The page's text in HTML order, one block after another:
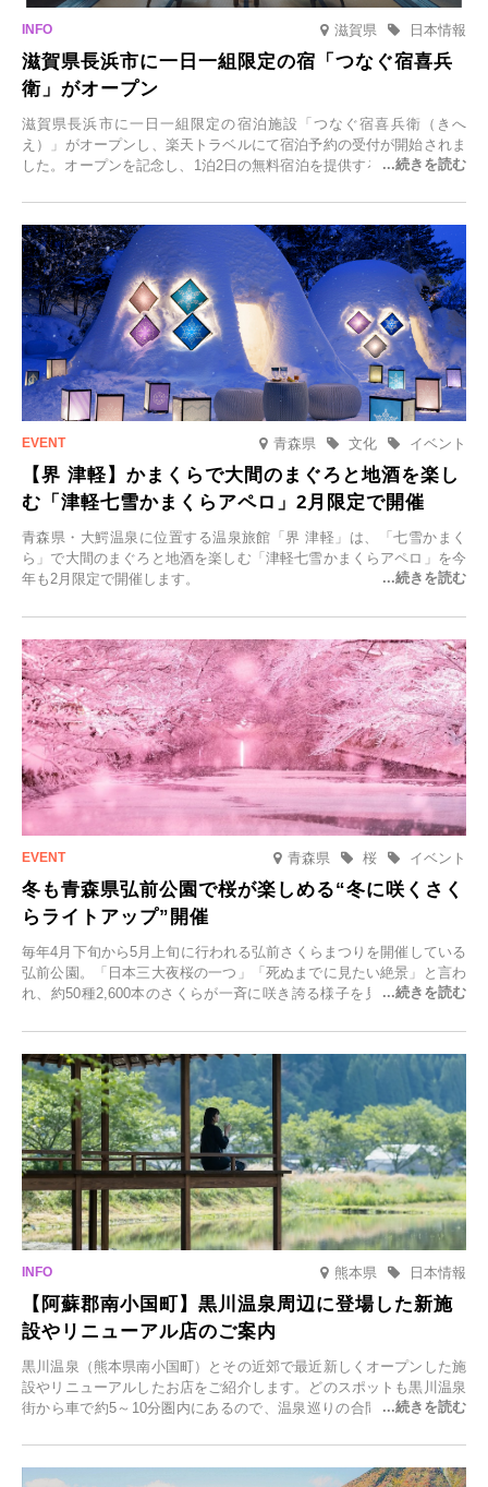
滋賀県 日本情報
滋賀県長浜市に一日一組限定の宿「つなぐ宿喜兵
衛」がオープン
滋賀県長浜市に一日一組限定の宿泊施設「つなぐ宿喜兵衛（きへ
え）」がオープンし、楽天トラベルにて宿泊予約の受付が開始されま
した。オープンを記念し、1泊2日の無料宿泊を提供するキャンペーン
一組限定の宿だからこそ叶う、大切な人との特別な時間を体験いただ
けます。
青森県 イベント
文化
【界 津軽】かまくらで大間のまぐろと地酒を楽し
む「津軽七雪かまくらアペロ」2月限定で開催
青森県・大鰐温泉に位置する温泉旅館「界 津軽」は、「七雪かまく
ら」で大間のまぐろと地酒を楽しむ「津軽七雪かまくらアペロ」を今
年も2月限定で開催します。
青森県 イベント
桜
冬も青森県弘前公園で桜が楽しめる“冬に咲くさく
らライトアップ”開催
毎年4月下旬から5月上旬に行われる弘前さくらまつりを開催している
弘前公園。「日本三大夜桜の一つ」「死ぬまでに見たい絶景」と言わ
れ、約50種2,600本のさくらが一斉に咲き誇る様子を見に、世界中か
日(月)～2026年2月28日(土)の期間、「冬に咲くさくらライトアップ」
を開催します。
熊本県 日本情報
【阿蘇郡南小国町】黒川温泉周辺に登場した新施
設やリニューアル店のご案内
黒川温泉（熊本県南小国町）とその近郊で最近新しくオープンした施
設やリニューアルしたお店をご紹介します。どのスポットも黒川温泉
街から車で約5～10分圏内にあるので、温泉巡りの合間に気軽に立ち
元食材にこだわったレストランなど、多彩な魅力が満載です。黒川温
泉の新たな楽しみとしてチェックしてみてください。